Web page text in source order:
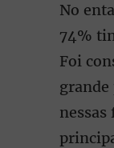
No
74%
Foi
grande
nessas